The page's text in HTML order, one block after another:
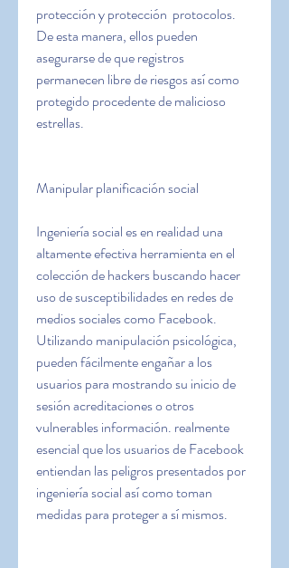
protección y protección  protocolos.
De esta manera, ellos pueden
asegurarse de que registros
permanecen libre de riesgos así como
protegido procedente de malicioso
estrellas.
Manipular planificación social
Ingeniería social es en realidad una
altamente efectiva herramienta en el
colección de hackers buscando hacer
uso de susceptibilidades en redes de
medios sociales como Facebook.
Utilizando manipulación psicológica,
pueden fácilmente engañar a los
usuarios para mostrando su inicio de
sesión acreditaciones o otros
vulnerables información. realmente
esencial que los usuarios de Facebook
entiendan las peligros presentados por
ingeniería social así como toman
medidas para proteger a sí mismos.